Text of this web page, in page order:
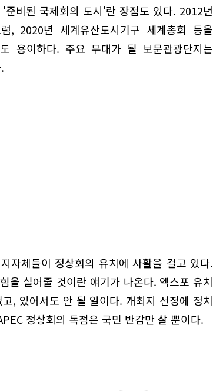
비된 국제회의 도시'란 장점도 있다. 2012년
, 2020년 세계유산도시기구 세계총회 등을
용이하다. 주요 무대가 될 보문관광단지는
자체들이 정상회의 유치에 사활을 걸고 있다.
을 실어줄 것이란 얘기가 나온다. 엑스포 유치
, 있어서도 안 될 일이다. 개최지 선정에 정치
정상회의 독점은 국민 반감만 살 뿐이다.